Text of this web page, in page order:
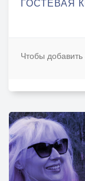
Чтобы добавить